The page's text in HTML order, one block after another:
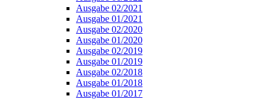
Ausgabe 02/2021
Ausgabe 01/2021
Ausgabe 02/2020
Ausgabe 01/2020
Ausgabe 02/2019
Ausgabe 01/2019
Ausgabe 02/2018
Ausgabe 01/2018
Ausgabe 01/2017